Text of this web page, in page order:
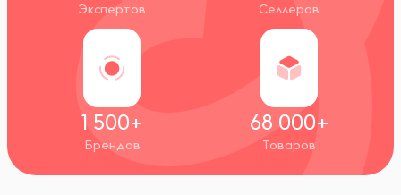
Экспертов Селлеров
1 500+
Брендов
68 000+
Товаров